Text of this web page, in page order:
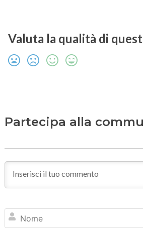
Valuta la qualità di
Partecipa alla